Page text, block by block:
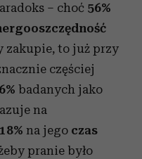
– choć 56%
zakupie, to już przy
częściej
badanych jako
na
18% na jego czas
pranie było